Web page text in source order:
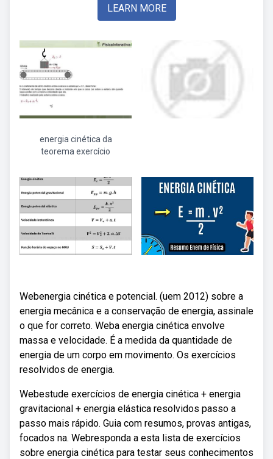
LEARN MORE
energia cinética da
teorema exercício
Webenergia cinética e potencial. (uem 2012) sobre a
energia mecânica e a conservação de energia, assinale
o que for correto. Weba energia cinética envolve
massa e velocidade. É a medida da quantidade de
energia de um corpo em movimento. Os exercícios
resolvidos de energia.
Webestude exercícios de energia cinética + energia
gravitacional + energia elástica resolvidos passo a
passo mais rápido. Guia com resumos, provas antigas,
focados na. Webresponda a esta lista de exercícios
sobre energia cinética para testar seus conhecimentos